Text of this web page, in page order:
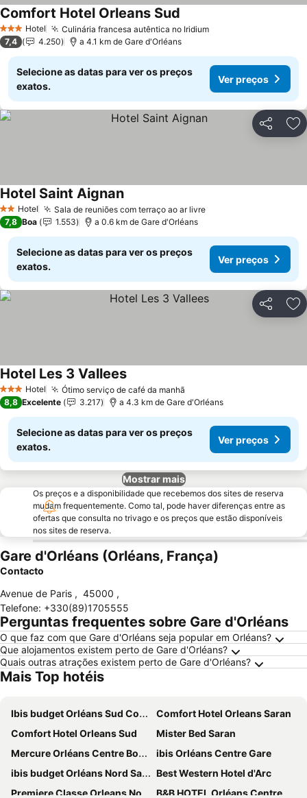
3 EstrelasHotel Culinária francesa autêntica no Iridium
Comfort Hotel Orleans Sud
7,4 4.250 a 4.1 km de Gare d'Orléans
Selecione as datas para ver os preços
exatos.
Ver preços
Partilhar
2 Estrelas
Hotel Sala de reuniões com terraço ao ar livre
Hotel Saint Aignan
7,8 Boa 1.553 a 0.6 km de Gare d'Orléans
Selecione as datas para ver os preços
exatos.
Ver preços
Partilhar
3 EstrelasHotel Ótimo serviço de café da manhã
Hotel Les 3 Vallees
8,8 Excelente 3.217 a 4.3 km de Gare d'Orléans
Selecione as datas para ver os preços
exatos.
Ver preços
Mostrar mais
Os preços e a disponibilidade que recebemos dos sites de reserva
mudam frequentemente. Como tal, pode haver diferenças entre as
ofertas que consulta no trivago e os preços que estão disponíveis
nos sites de reserva.
Gare d'Orléans (Orléans, França)
Contacto
Avenue de Paris , 45000 ,
Telefone: +330(89)1705555
Perguntas frequentes sobre Gare d'Orléans
O que faz com que Gare d'Orléans seja popular em Orléans?
Que alojamentos existem perto de Gare d'Orléans?
Quais outras atrações existem perto de Gare d'Orléans?
Mais Top hotéis
Ibis budget Orléans Sud Comet
Comfort Hotel Orleans Saran
Comfort Hotel Orleans Sud
Mister Bed Saran
Mercure Orléans Centre Bords de Loire
ibis Orléans Centre Gare
ibis budget Orléans Nord Saran
Best Western Hotel d'Arc
Premiere Classe Orleans Nord - Saran
B&B HOTEL Orléans Centre Foch